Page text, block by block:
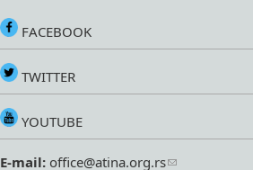
FACEBOOK
TWITTER
YOUTUBE
E-mail: office@atina.org.rs